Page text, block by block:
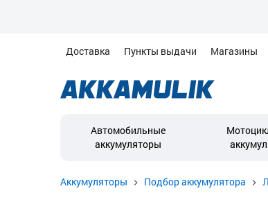
Доставка Пункты выдачи Магазины
Автомобильные
аккумуляторы
Аккумуляторы Подбор аккумулятора